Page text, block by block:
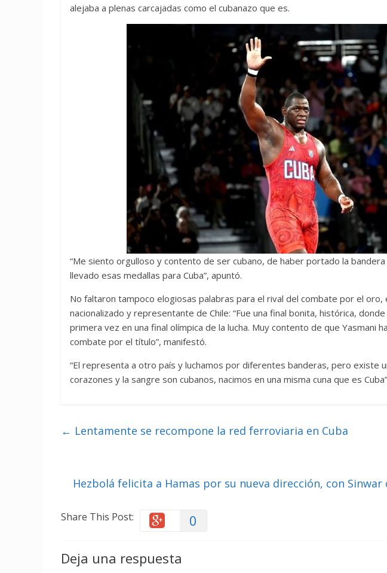
alejaba a plenas carcajadas como el cubanazo que es.
“Me siento orgulloso y contento de ser cubano, de haber portado la
llevado esas medallas para Cuba”, apuntó.
No faltaron tampoco elogiosas palabras para el rival del combate por el oro,
nacionalizado y representante de Chile: “Fue una final bonita, histórica,
primera vez en una final olímpica de la lucha. Muy contento de que Yasmani
combate por el título”, manifestó.
“El representa a otro país y luchamos por diferentes banderas, pero existe
corazones y la sangre son cubanos, nacimos en una misma cuna que es
← Lentamente se recompone la red ferroviaria en Cuba
Hezbolá felicita a Hamas por su nueva dirección, con
Share This Post: 0
Deja una respuesta